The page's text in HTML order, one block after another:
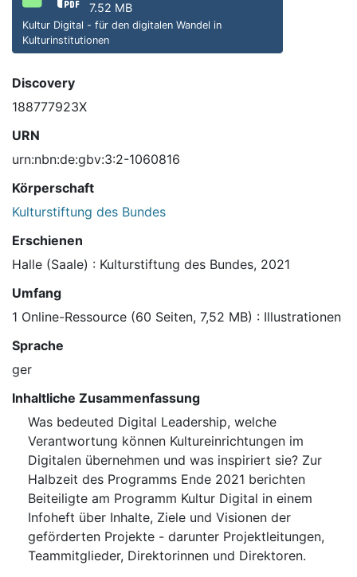
7.52 MB
Kultur Digital - für den digitalen Wandel in
Kulturinstitutionen
Discovery
188777923X
URN
urn:nbn:de:gbv:3:2-1060816
Körperschaft
Kulturstiftung des Bundes
Erschienen
Halle (Saale) : Kulturstiftung des Bundes, 2021
Umfang
1 Online-Ressource (60 Seiten, 7,52 MB) : Illustrationen
Sprache
ger
Inhaltliche Zusammenfassung
Was bedeuted Digital Leadership, welche
Verantwortung können Kultureinrichtungen im
Digitalen übernehmen und was inspiriert sie? Zur
Halbzeit des Programms Ende 2021 berichten
Beiteiligte am Programm Kultur Digital in einem
Infoheft über Inhalte, Ziele und Visionen der
geförderten Projekte - darunter Projektleitungen,
Teammitglieder, Direktorinnen und Direktoren.